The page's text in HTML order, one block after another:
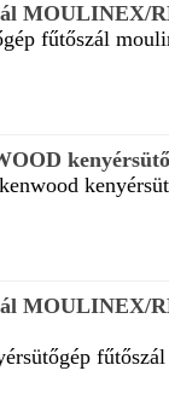
MOULINEX/
fűtőszál
MOULINEX/